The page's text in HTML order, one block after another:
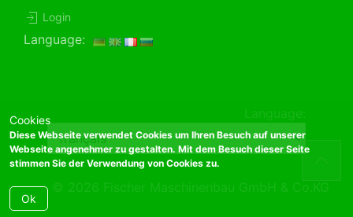
Login
Language:
Cookies
Diese Webseite verwendet Cookies um Ihren Besuch auf unserer
Webseite angenehmer zu gestalten. Mit dem Besuch dieser Seite
stimmen Sie der Verwendung von Cookies zu.
Ok